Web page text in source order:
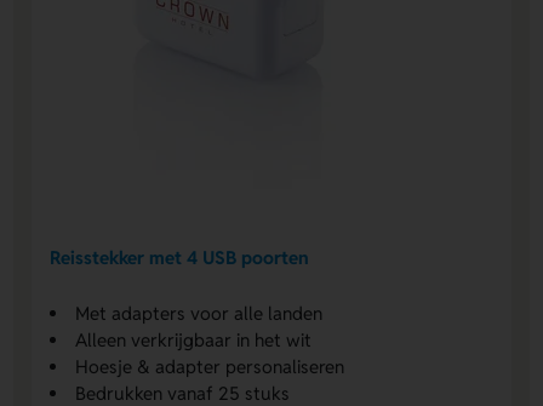
Reisstekker met 4 USB poorten
Met adapters voor alle landen
Alleen verkrijgbaar in het wit
Hoesje & adapter personaliseren
Bedrukken vanaf 25 stuks